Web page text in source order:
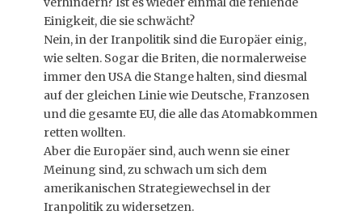
Einigkeit, die sie schwächt?
Nein, in der Iranpolitik sind die Europäer einig,
wie selten. Sogar die Briten, die normalerweise
immer den USA die Stange halten, sind diesmal
auf der gleichen Linie wie Deutsche, Franzosen
und die gesamte EU, die alle das Atomabkommen
retten wollten.
Aber die Europäer sind, auch wenn sie einer
Meinung sind, zu schwach um sich dem
amerikanischen Strategiewechsel in der
Iranpolitik zu widersetzen.